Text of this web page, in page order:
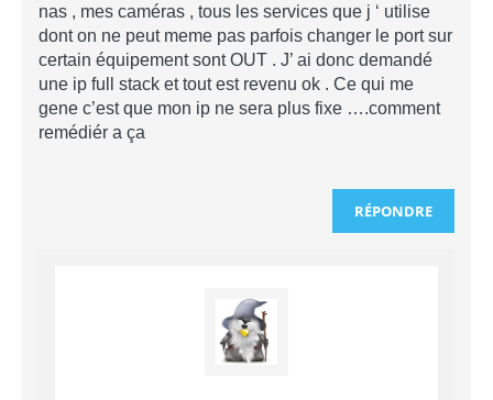
nas , mes caméras , tous les services que j ‘ utilise
dont on ne peut meme pas parfois changer le port sur
certain équipement sont OUT . J’ ai donc demandé
une ip full stack et tout est revenu ok . Ce qui me
gene c’est que mon ip ne sera plus fixe ….comment
remédiér a ça
RÉPONDRE